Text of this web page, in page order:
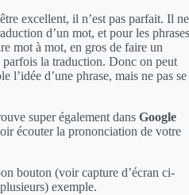
excellent, il n’est pas parfait. Il ne
d’un mot, et pour les phrases
mot à mot, en gros de faire un
la traduction. Donc on peut
l’idée d’une phrase, mais ne pas se
super également dans Google
écouter la prononciation de votre
bouton (voir capture d’écran ci-
exemple.